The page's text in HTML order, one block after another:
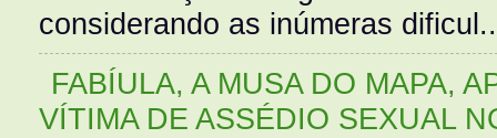
considerando as inúmeras
FABÍULA, A MUSA DO MAPA,
VÍTIMA DE ASSÉDIO SEXUAL